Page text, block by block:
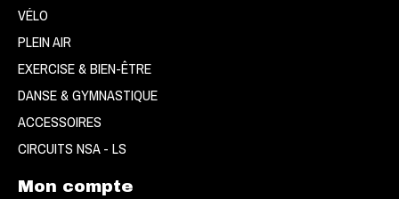
VÉLO
PLEIN AIR
EXERCISE & BIEN-ÊTRE
DANSE & GYMNASTIQUE
ACCESSOIRES
CIRCUITS NSA - LS
Mon compte